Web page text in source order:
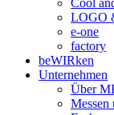
Cool
LOGO
e-one
factory
beWIRken
Unternehmen
Über
Messen